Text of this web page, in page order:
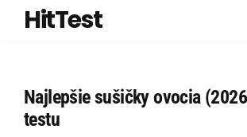
HitTest
Najlepšie sušičky ovocia
testu